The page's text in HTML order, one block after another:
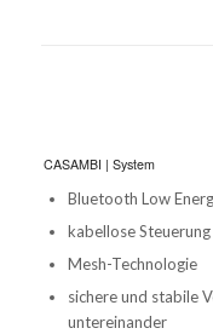
CASAMBI | System
Bluetooth Low
kabellose Steuerung
Mesh-Technologie
sichere und stabile
untereinander